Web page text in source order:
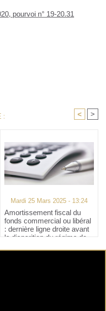
pourvoi n° 19-20.31
: < >
Mardi 25 Mars 2025 - 13:24
Amortissement fiscal du
fonds commercial ou libéral
: dernière ligne droite avant
la disparition du régime de